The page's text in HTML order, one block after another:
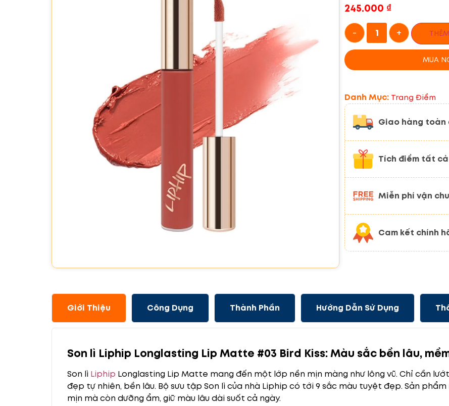
245.000 ₫
- +
MUA
Danh Mục: Trang Điểm
Giao hàng toàn
Tích điểm tất
Miễn phí vận
Cam kết chính
Giới Thiệu Công Dụng Thành Phần Hướng Dẫn Sử Dụng
Son lì Liphip Longlasting Lip Matte #03 Bird Kiss: Màu sắc bền lâu,
Son lì Liphip Longlasting Lip Matte mang đến một lớp nền mịn màng như lông vũ. Chỉ cần
đẹp tự nhiên, bền lâu. Bộ sưu tập Son lì của nhà Liphip có tới 9 sắc màu tuyệt đẹp. Sản
mịn mà còn dưỡng ẩm, giữ màu lâu dài suốt cả ngày.